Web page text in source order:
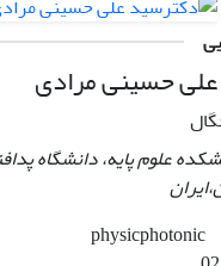
حسینی مرادی
علوم پایه، دانشگاه